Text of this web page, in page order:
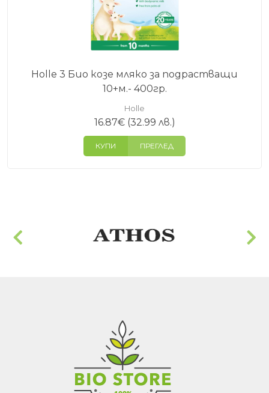
Holle 3 Био козе мляко за подрастващи
10+м.- 400гр.
Holle
16.87€(32.99 лв.)
КУПИ ПРЕГЛЕД